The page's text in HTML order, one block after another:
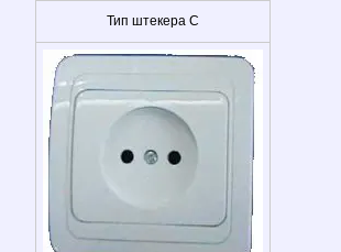
Тип штекера C